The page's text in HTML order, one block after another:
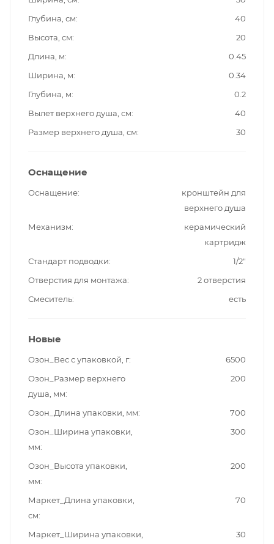
Глубина, см
40
Высота, см
20
Длина, м
0.45
Ширина, м
0.34
Глубина, м
0.2
Вылет верхнего душа, см
40
Размер верхнего душа, см
30
Оснащение
Оснащение
кронштейн для
верхнего душа
Механизм
керамический
картридж
Стандарт подводки
1/2"
Отверстия для монтажа
2 отверстия
Смеситель
есть
Новые
Озон_Вес с упаковкой, г
6500
Озон_Размер верхнего
душа, мм
200
Озон_Длина упаковки, мм
700
Озон_Ширина упаковки,
мм
300
Озон_Высота упаковки,
мм
200
Маркет_Длина упаковки,
см
70
Маркет_Ширина упаковки,
30